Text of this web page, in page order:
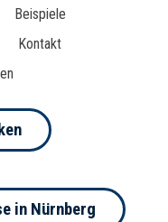
Beispiele
Kontakt
in Nürnberg